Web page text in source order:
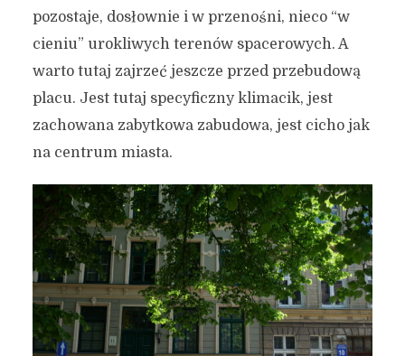
pozostaje, dosłownie i w przenośni, nieco “w
cieniu” urokliwych terenów spacerowych. A
warto tutaj zajrzeć jeszcze przed przebudową
placu. Jest tutaj specyficzny klimacik, jest
zachowana zabytkowa zabudowa, jest cicho jak
na centrum miasta.